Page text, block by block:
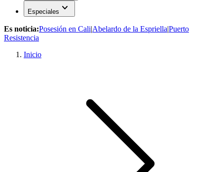
Especiales expand_more
Es noticia:Posesión en Cali|Abelardo de la Espriella|Puerto
Resistencia
Inicio